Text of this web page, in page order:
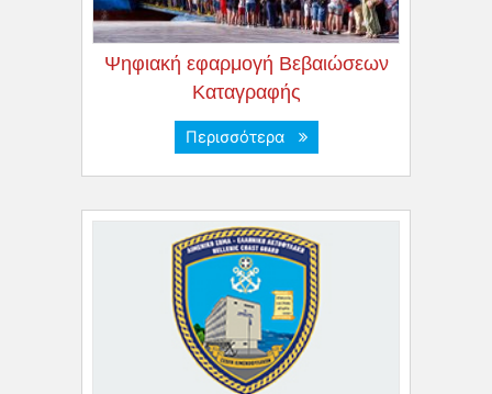
Ψηφιακή εφαρμογή Βεβαιώσεων
Καταγραφής
Περισσότερα